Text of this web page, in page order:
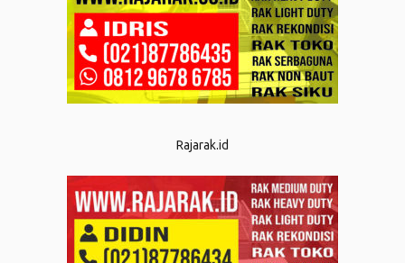
Rajarak.id